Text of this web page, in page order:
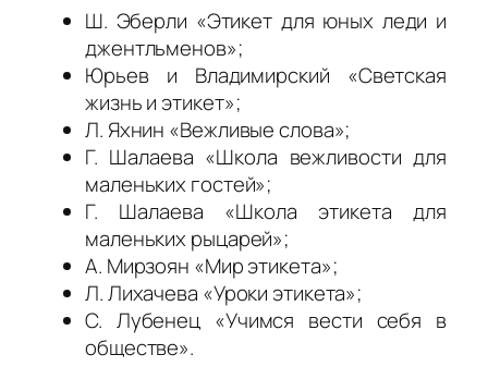
Ш. Эберли «Этикет для юных леди и
джентльменов»;
Юрьев и Владимирский «Светская
жизнь и этикет»;
Л. Яхнин «Вежливые слова»;
Г. Шалаева «Школа вежливости для
маленьких гостей»;
Г. Шалаева «Школа этикета для
маленьких рыцарей»;
А. Мирзоян «Мир этикета»;
Л. Лихачева «Уроки этикета»;
С. Лубенец «Учимся вести себя в
обществе».